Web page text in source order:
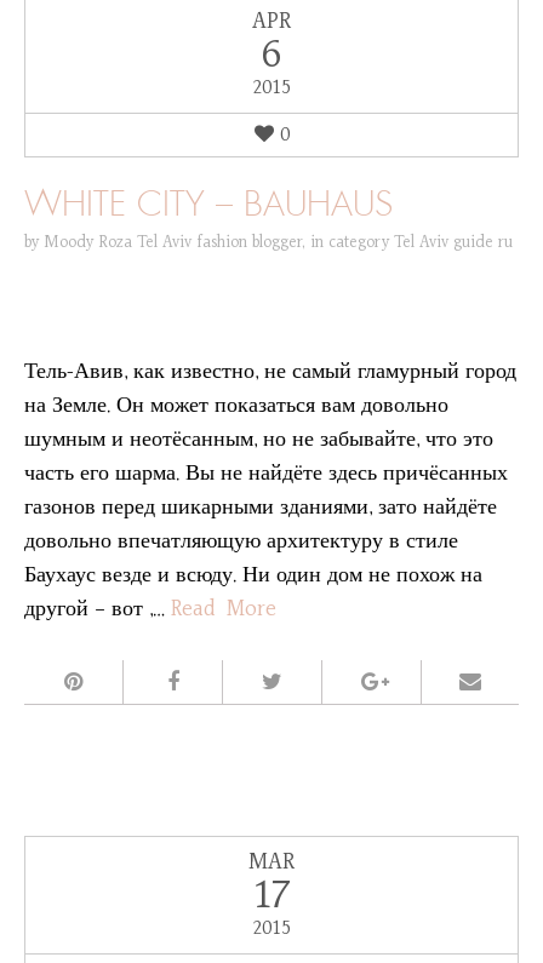
APR
6
2015
0
WHITE CITY – BAUHAUS
by Moody Roza Tel Aviv fashion blogger, in category Tel Aviv guide ru
Тель-Авив, как известно, не самый гламурный город
на Земле. Он может показаться вам довольно
шумным и неотёсанным, но не забывайте, что это
часть его шарма. Вы не найдёте здесь причёсанных
газонов перед шикарными зданиями, зато найдёте
довольно впечатляющую архитектуру в стиле
Баухаус везде и всюду. Ни один дом не похож на
другой – вот ,… Read More
MAR
17
2015